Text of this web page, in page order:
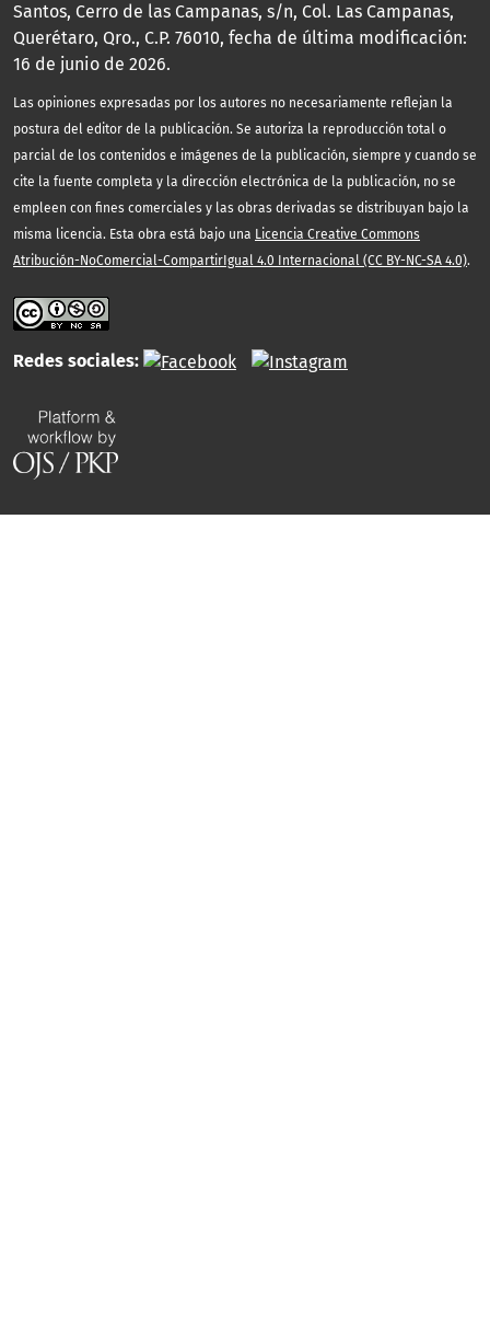
Santos, Cerro de las Campanas, s/n, Col. Las Campanas,
Querétaro, Qro., C.P. 76010, fecha de última modificación:
16 de junio de 2026.
Las opiniones expresadas por los autores no necesariamente reflejan la
postura del editor de la publicación. Se autoriza la reproducción total o
parcial de los contenidos e imágenes de la publicación, siempre y cuando se
cite la fuente completa y la dirección electrónica de la publicación, no se
empleen con fines comerciales y las obras derivadas se distribuyan bajo la
misma licencia. Esta obra está bajo una Licencia Creative Commons
Atribución-NoComercial-CompartirIgual 4.0 Internacional (CC BY-NC-SA 4.0).
Redes sociales: